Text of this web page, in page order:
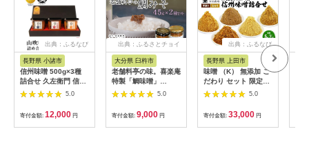
出典：ふるなび
長野県 小諸市
信州味噌 500g×3種
詰合せ 久左衛門 信州
味噌
5.0
寄付金額: 12,000 円
出典：ふるさとチョイ
ス
大分県 臼杵市
老舗料亭の味。喜楽庵
特製「鯛味噌」
(45g）×2瓶
5.0
寄付金額: 9,000 円
出典：ふるなび
長野県 上田市
味噌 （K） 無添加 こ
だわり セット 限定品
おまかせ 味噌
5.0
寄付金額: 33,000 円